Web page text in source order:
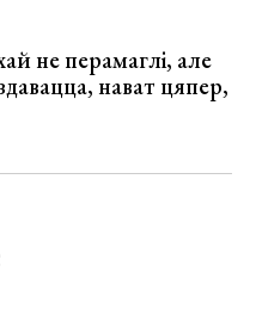
не перамаглі, але
нават цяпер,